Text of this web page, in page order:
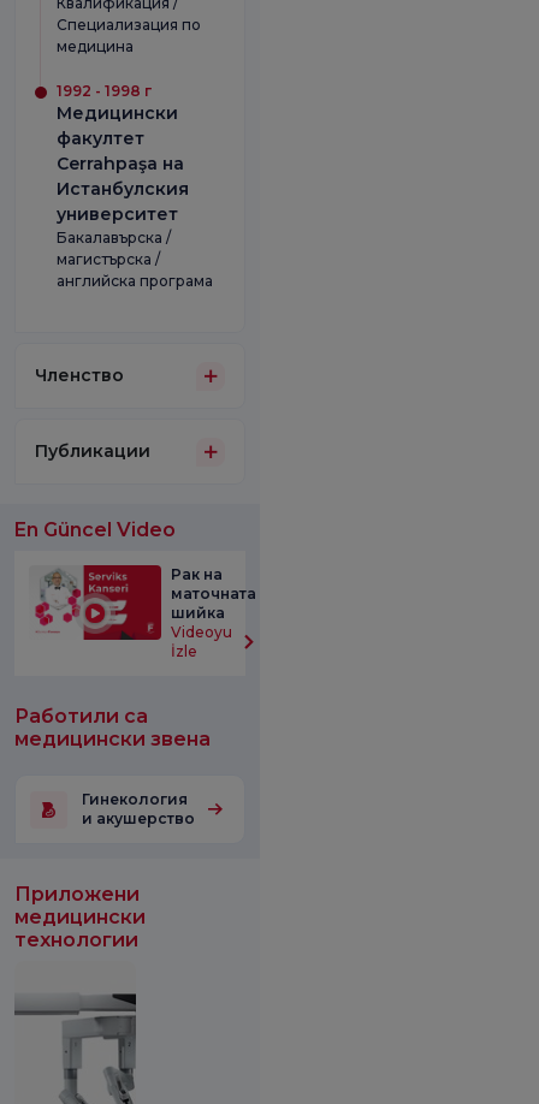
Специализация по
медицина
1992 - 1998 г
Медицински
факултет
Cerrahpaşa на
Истанбулския
университет
Бакалавърска /
магистърска /
английска програма
Членство
Публикации
En Güncel Video
Рак на
маточната
шийка
Videoyu
İzle
Работили са
медицински звена
Гинекология
и акушерство
Приложени
медицински
технологии